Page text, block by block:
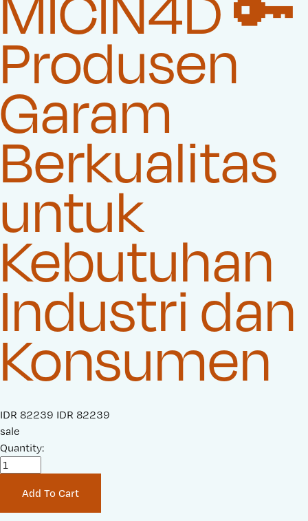
Produsen
Garam
Berkualitas
untuk
Kebutuhan
Industri dan
Konsumen
S
a
l
e
i
IDR 82239 O
n
a
IDR 82239
sale
Quantity:
Add To Cart